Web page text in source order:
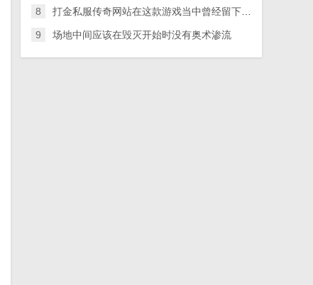
8 打金私服传奇网站在这款游戏当中曾经留下了无数的欢乐记忆
9 场地中间应该在毁灭开始时没有奥术渗流